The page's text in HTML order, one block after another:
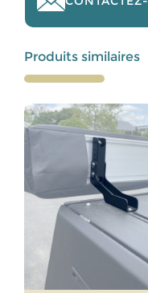
Produits similaires